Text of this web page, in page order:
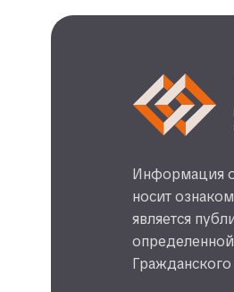
Информация о
носит
является